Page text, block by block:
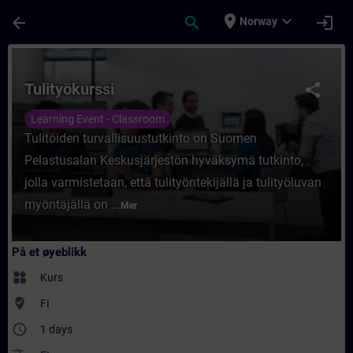
arrow_back search place Norway expand_more login
Kurs - Tulityökurssi - Opplæring -
share
Tulityökurssi
Learning Event - Classroom
Tulitöiden turvallisuustutkinto on Suomen
Pelastusalan Keskusjärjestön hyväksymä tutkinto,
jolla varmistetaan, että tulityöntekijällä ja tulityöluvan
myöntäjällä on ... Mer
På et øyeblikk
widgets Kurs
where_to_vote FI
access_time 1 days